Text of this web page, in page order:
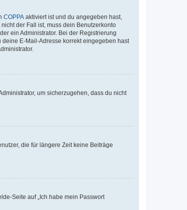
COPPA aktiviert ist und du angegeben hast,
der Fall ist, muss dein Benutzerkonto
ein Administrator. Bei der Registrierung
E-Mail-Adresse korrekt eingegeben hast
um sicherzugehen, dass du nicht
die für längere Zeit keine Beiträge
Seite auf „Ich habe mein Passwort